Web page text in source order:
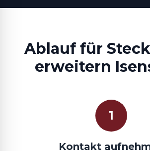
Ablauf für
erweitern
1
Kontakt